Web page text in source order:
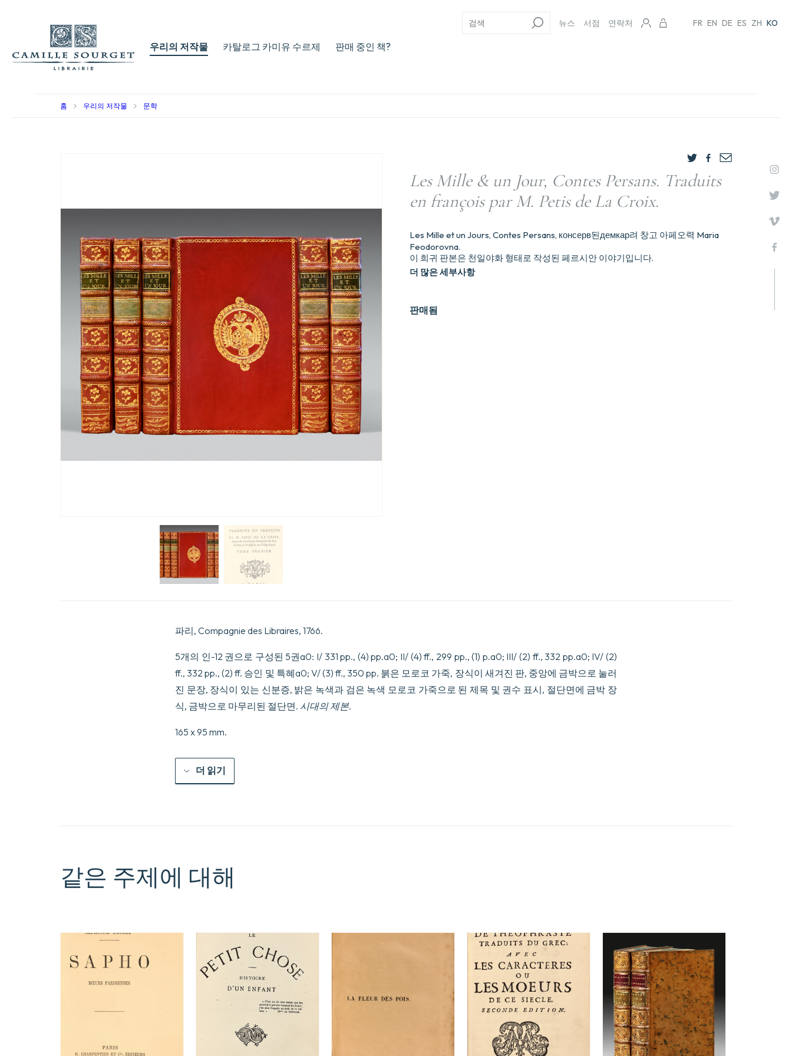
우리의 저작물 카탈로그 카미유 수르제 판매 중인 책?
뉴스 서점 연락처 FR EN DE ES ZH KO
홈 우리의 저작물 문학
Les Mille & un Jour, Contes Persans. Traduits
en françois par M. Petis de La Croix.
판매됨
Les Mille et un Jours, Contes Persans, консерв된демкар려 창고 아페오력 Maria
Feodorovna.
이 희귀 판본은 천일야화 형태로 작성된 페르시안 이야기입니다.
더 많은 세부사항
파리, Compagnie des Libraires, 1766.
5개의 인-12 권으로 구성된 5권a0: I/ 331 pp., (4) pp.a0; II/ (4) ff., 299 pp., (1) p.a0; III/ (2) ff., 332 pp.a0; IV/ (2)
ff., 332 pp., (2) ff. 승인 및 특혜a0; V/ (3) ff., 350 pp. 붉은 모로코 가죽, 장식이 새겨진 판, 중앙에 금박으로 눌러
진 문장, 장식이 있는 신분증, 밝은 녹색과 검은 녹색 모로코 가죽으로 된 제목 및 권수 표시, 절단면에 금박 장
식, 금박으로 마무리된 절단면. 시대의 제본.
165 x 95 mm.
더 읽기
같은 주제에 대해